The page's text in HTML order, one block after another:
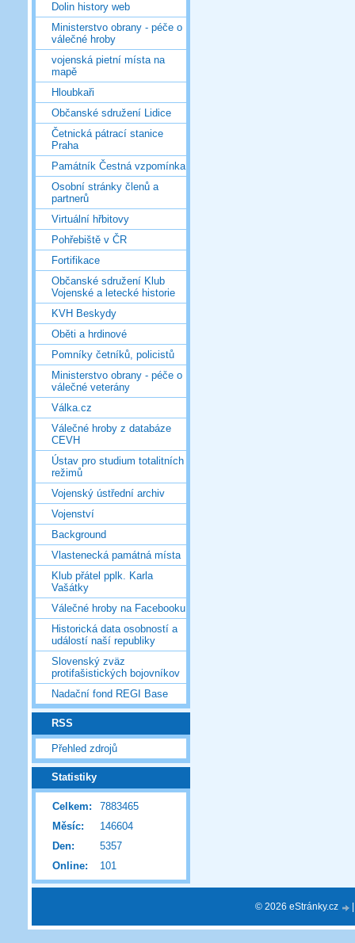
Dolin history web
Ministerstvo obrany - péče o
válečné hroby
vojenská pietní místa na
mapě
Hloubkaři
Občanské sdružení Lidice
Četnická pátrací stanice
Praha
Památník Čestná vzpomínka
Osobní stránky členů a
partnerů
Virtuální hřbitovy
Pohřebiště v ČR
Fortifikace
Občanské sdružení Klub
Vojenské a letecké historie
KVH Beskydy
Oběti a hrdinové
Pomníky četníků, policistů
Ministerstvo obrany - péče o
válečné veterány
Válka.cz
Válečné hroby z databáze
CEVH
Ústav pro studium totalitních
režimů
Vojenský ústřední archiv
Vojenství
Background
Vlastenecká památná místa
Klub přátel pplk. Karla
Vašátky
Válečné hroby na Facebooku
Historická data osobností a
událostí naší republiky
Slovenský zväz
protifašistických bojovníkov
Nadační fond REGI Base
RSS
Přehled zdrojů
Statistiky
Online: 101
Celkem:
7883465
Měsíc:
146604
Den:
5357
© 2026 eStránky.cz